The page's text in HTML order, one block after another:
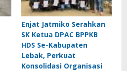
Enjat Jatmiko Serahkan
SK Ketua DPAC BPPKB
HDS Se-Kabupaten
Lebak, Perkuat
Konsolidasi Organisasi